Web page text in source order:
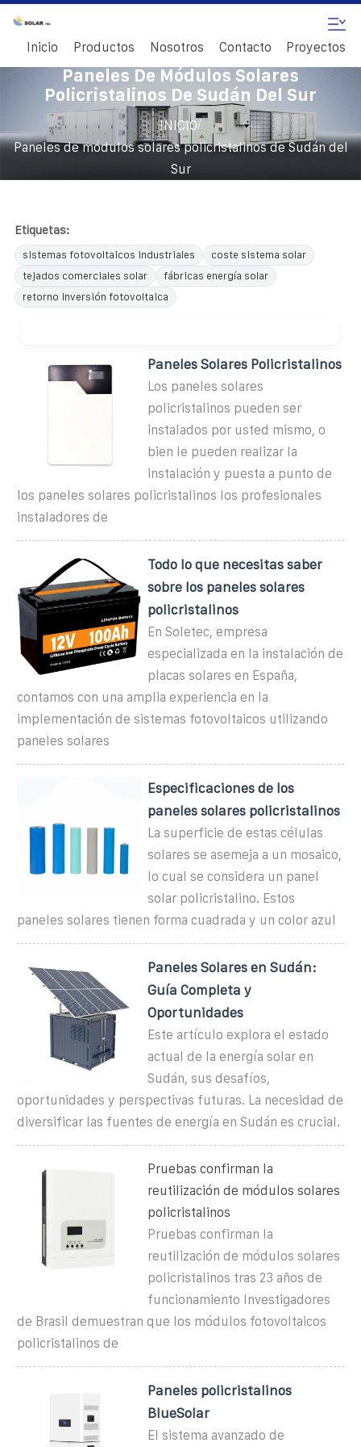
Inicio Productos Nosotros Contacto Proyectos
Paneles De Módulos Solares
Policristalinos De Sudán Del Sur
INICIO/
Paneles de módulos solares policristalinos de Sudán del
Sur
Etiquetas:
sistemas fotovoltaicos industriales
coste sistema solar
tejados comerciales solar
fábricas energía solar
retorno inversión fotovoltaica
Paneles Solares Policristalinos
Los paneles solares
policristalinos pueden ser
instalados por usted mismo, o
bien le pueden realizar la
instalación y puesta a punto de
los paneles solares policristalinos los profesionales
instaladores de
Todo lo que necesitas saber
sobre los paneles solares
policristalinos
En Soletec, empresa
especializada en la instalación de
placas solares en España,
contamos con una amplia experiencia en la
implementación de sistemas fotovoltaicos utilizando
paneles solares
Especificaciones de los
paneles solares policristalinos
La superficie de estas células
solares se asemeja a un mosaico,
lo cual se considera un panel
solar policristalino. Estos
paneles solares tienen forma cuadrada y un color azul
Paneles Solares en Sudán:
Guía Completa y
Oportunidades
Este artículo explora el estado
actual de la energía solar en
Sudán, sus desafíos,
oportunidades y perspectivas futuras. La necesidad de
diversificar las fuentes de energía en Sudán es crucial.
Pruebas confirman la
reutilización de módulos solares
policristalinos
Pruebas confirman la
reutilización de módulos solares
policristalinos tras 23 años de
funcionamiento Investigadores
de Brasil demuestran que los módulos fotovoltaicos
policristalinos de
Paneles policristalinos
BlueSolar
El sistema avanzado de